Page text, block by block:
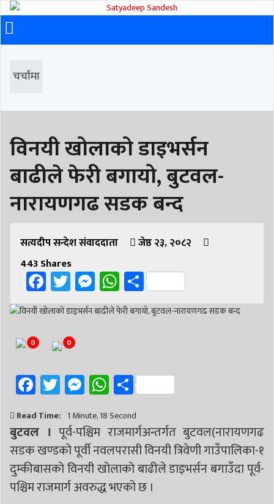
चर्चामा
विनयी खोलाको डाइभर्सन
बाढीले फेरी बगायो, बुटवल-
नारायणगढ सडक बन्द
सत्यदीप सन्देश संवाददाता
जेष्ठ २३, २०८२
443Shares
Facebook
Twitter
Messenger
WhatsApp
Share
0 0
Facebook
Twitter
Messenger
WhatsApp
Share
Read Time: 1 Minute, 18 Second
बुटवल । पूर्व-पश्चिम राजमार्गअन्तर्गत बुटवल(नारायणगढ
सडक खण्डको पूर्वी नवलपरासी विनयी त्रिवेणी गाउँपालिका-१
दुम्कीबासको विनयी खोलाको बाढीले डाइभर्सन बगाउँदा पूर्व-
पश्चिम राजमार्ग अवरुद्ध भएको छ ।​